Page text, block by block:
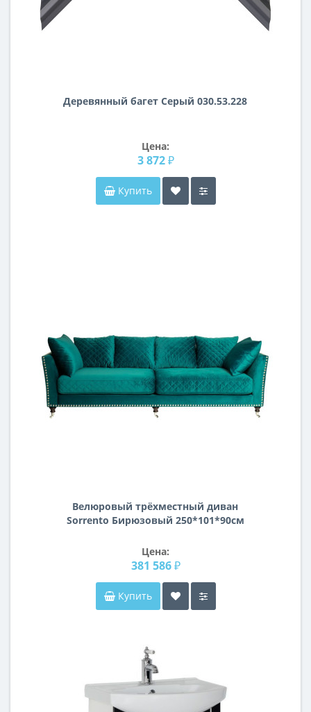
Деревянный багет Серый 030.53.228
Цена:
3 872 ₽
Купить
Велюровый трёхместный диван
Sorrento Бирюзовый 250*101*90см
Цена:
381 586 ₽
Купить